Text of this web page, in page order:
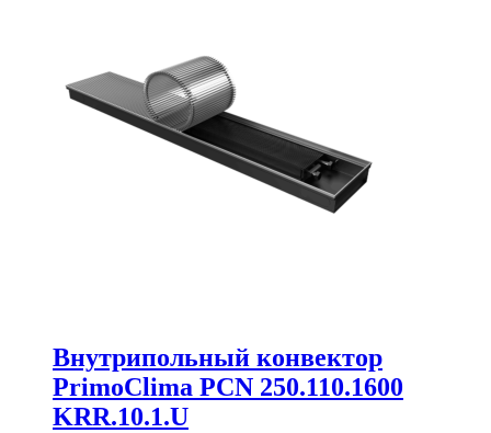
Внутрипольный конвектор
PrimoClima PCN 250.110.1600
KRR.10.1.U